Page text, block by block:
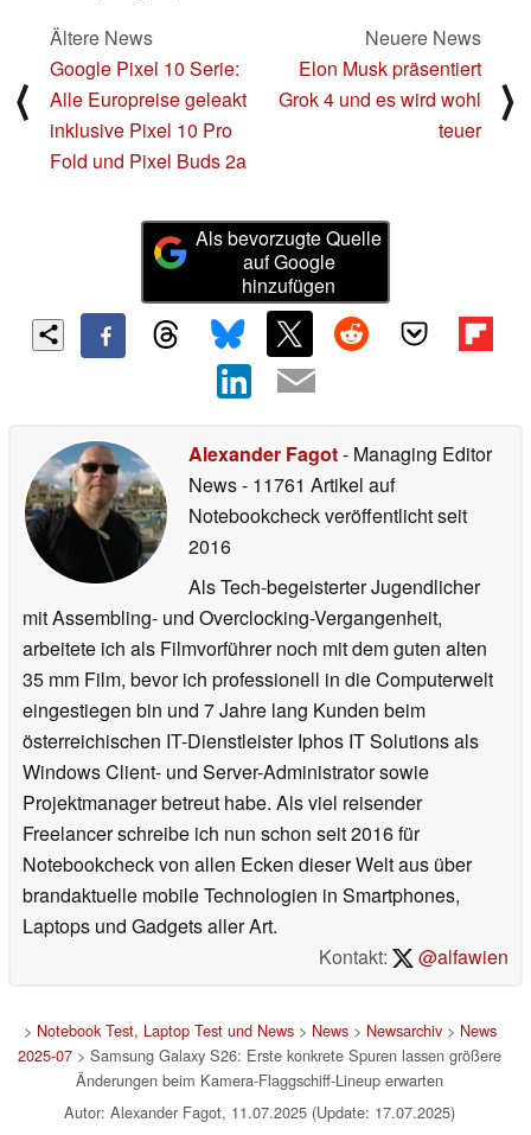
⟨
Ältere News
Google Pixel 10 Serie:
Alle Europreise geleakt
inklusive Pixel 10 Pro
Fold und Pixel Buds 2a
Neuere News
Elon Musk präsentiert
Grok 4 und es wird wohl
teuer
⟩
Als bevorzugte Quelle
auf Google
hinzufügen
Alexander Fagot- Managing Editor
News- 11761 Artikel auf
Notebookcheck veröffentlichtseit
2016
Als Tech-begeisterter Jugendlicher
mit Assembling- und Overclocking-Vergangenheit,
arbeitete ich als Filmvorführer noch mit dem guten alten
35 mm Film, bevor ich professionell in die Computerwelt
eingestiegen bin und 7 Jahre lang Kunden beim
österreichischen IT-Dienstleister Iphos IT Solutions als
Windows Client- und Server-Administrator sowie
Projektmanager betreut habe. Als viel reisender
Freelancer schreibe ich nun schon seit 2016 für
Notebookcheck von allen Ecken dieser Welt aus über
brandaktuelle mobile Technologien in Smartphones,
Laptops und Gadgets aller Art.
Kontakt:
@alfawien
> Notebook Test, Laptop Test und News> News> Newsarchiv> News
2025-07 > Samsung Galaxy S26: Erste konkrete Spuren lassen größere
Änderungen beim Kamera-Flaggschiff-Lineup erwarten
Autor: Alexander Fagot, 11.07.2025 (Update: 17.07.2025)